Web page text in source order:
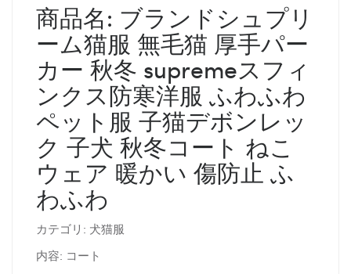
商品名: ブランドシュプリ
ーム猫服 無毛猫 厚手パー
カー 秋冬 supremeスフィ
ンクス防寒洋服 ふわふわ
ペット服 子猫デボンレッ
ク 子犬 秋冬コート ねこ
ウェア 暖かい 傷防止 ふ
わふわ
カテゴリ: 犬猫服
内容: コート